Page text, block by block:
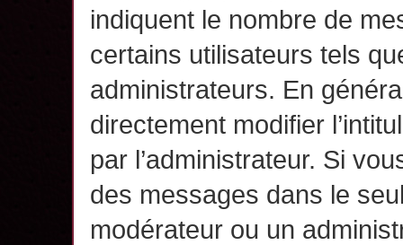
indiquent le nombre de
certains utilisateurs tels
administrateurs. En
directement modifier
par l’administrateur. Si
des messages dans le
modérateur ou un